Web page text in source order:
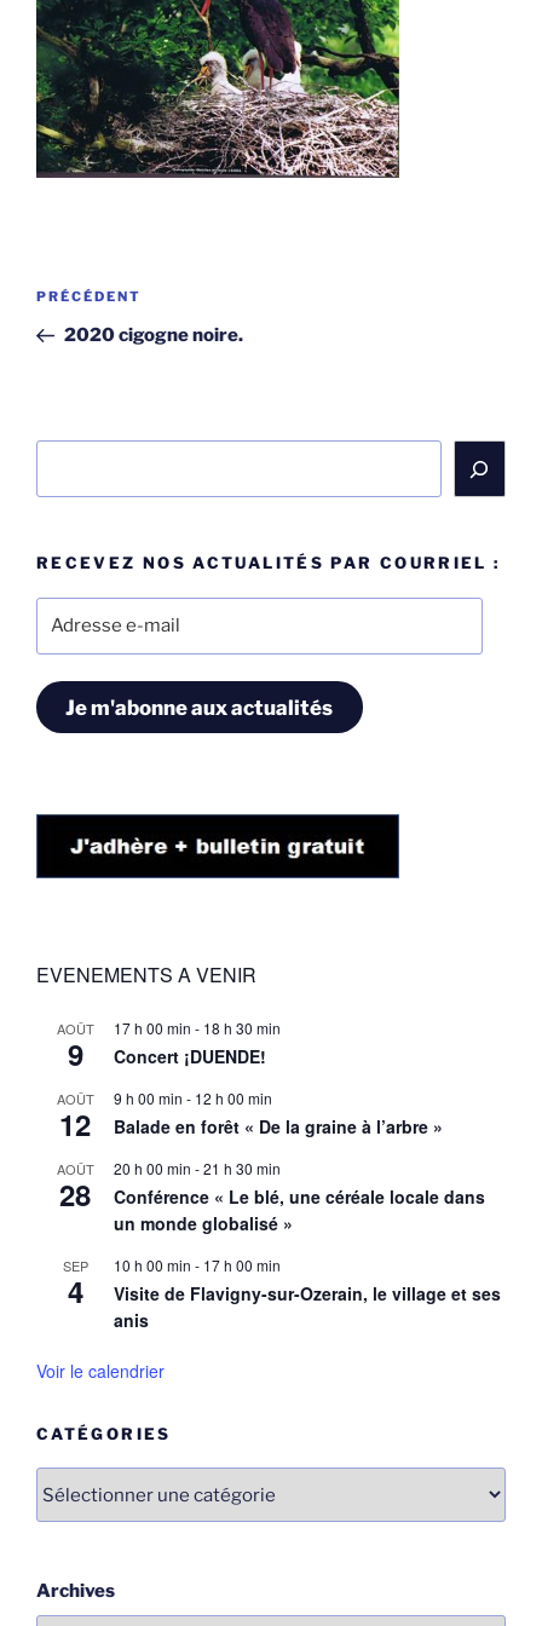
Navigation
l’article
Article
précédent
PRÉCÉDENT
2020 cigogne noire.
RECEVEZ NOS ACTUALITÉS PAR COURRIEL :
Je m'abonne aux actualités
EVENEMENTS A VENIR
AOÛT
9
17 h 00 min - 18 h 30 min
Concert ¡DUENDE!
AOÛT
12
9 h 00 min - 12 h 00 min
Balade en forêt « De la graine à l’arbre »
AOÛT
28
20 h 00 min -21 h 30 min
Conférence « Le blé, une céréale locale dans
un monde globalisé »
SEP
4
10 h 00 min - 17 h 00 min
Visite de Flavigny-sur-Ozerain, le village et ses
anis
Voir le calendrier
CATÉGORIES
Archives